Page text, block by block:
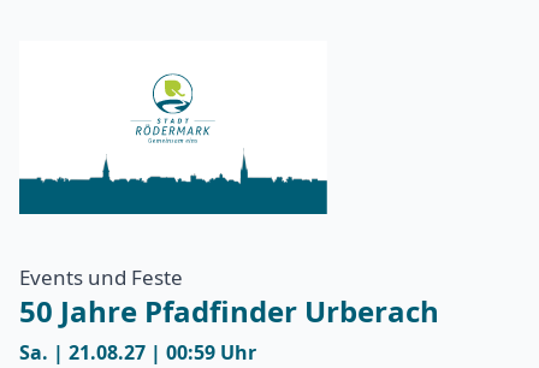
Events und Feste
50 Jahre Pfadfinder Urberach
Sa. | 21.08.27 | 00:59 Uhr